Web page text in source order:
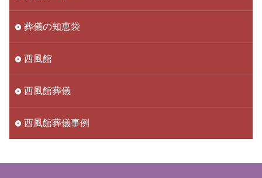
葬儀の知恵袋
西風館
西風館葬儀
西風館葬儀事例